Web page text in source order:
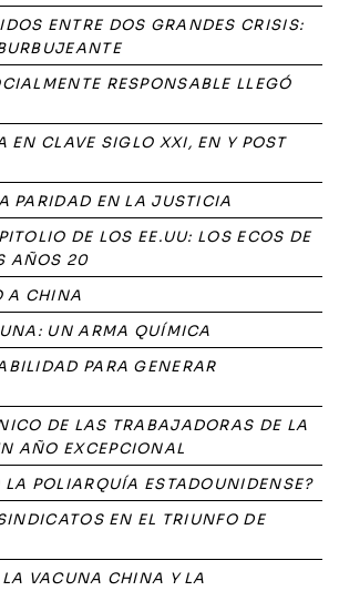
ENTRE DOS GRANDES CRISIS:
RESPONSABLE LLEGÓ
EN CLAVE SIGLO XXI, EN Y POST
PARIDAD EN LA JUSTICIA
DE LOS EE.UU: LOS ECOS DE
AÑOS 20
A CHINA
UN ARMA QUÍMICA
PARA GENERAR
DE LAS TRABAJADORAS DE LA
AÑO EXCEPCIONAL
LA POLIARQUÍA ESTADOUNIDENSE?
EN EL TRIUNFO DE
VACUNA CHINA Y LA